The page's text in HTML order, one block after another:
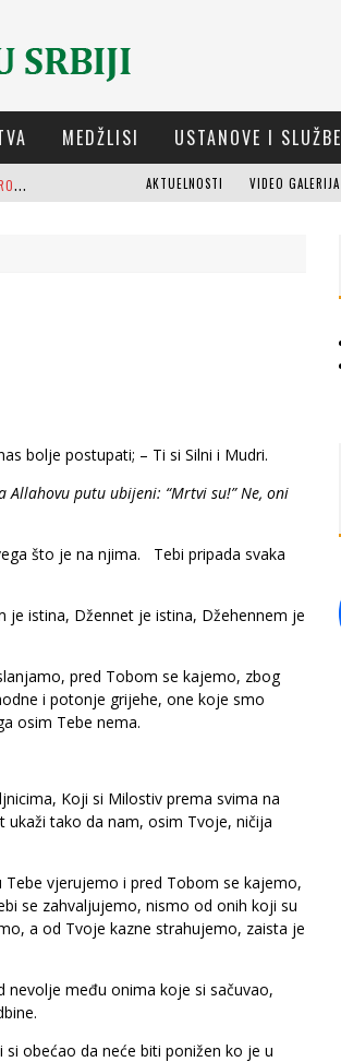
MEDŽLISI USTANOVE I SLUŽBE
D
ELEGACIJA IZ-E NA GODIŠNJICI BITKE KOD PETROVARADINA AKTUELNOSTI VIDEO GALERIJA
bolje postupati; – Ti si Silni i Mudri.
Allahovu putu ubijeni: “Mrtvi su!” Ne, oni
što je na njima. Tebi pripada svaka
je istina, Džennet je istina, Džehennem je
pred Tobom se kajemo, zbog
i potonje grijehe, one koje smo
osim Tebe nema.
Koji si Milostiv prema svima na
tako da nam, osim Tvoje, ničija
vjerujemo i pred Tobom se kajemo,
se zahvaljujemo, nismo od onih koji su
a od Tvoje kazne strahujemo, zaista je
nevolje među onima koje si sačuvao,
obećao da neće biti ponižen ko je u